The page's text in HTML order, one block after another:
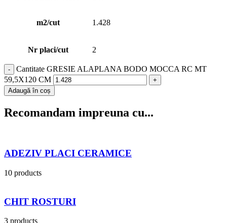
m2/cut 1.428
Nr placi/cut 2
Cantitate GRESIE ALAPLANA BODO MOCCA RC MT
59,5X120 CM
Adaugă în coș
Recomandam impreuna cu...
ADEZIV PLACI CERAMICE
10 products
CHIT ROSTURI
3 products